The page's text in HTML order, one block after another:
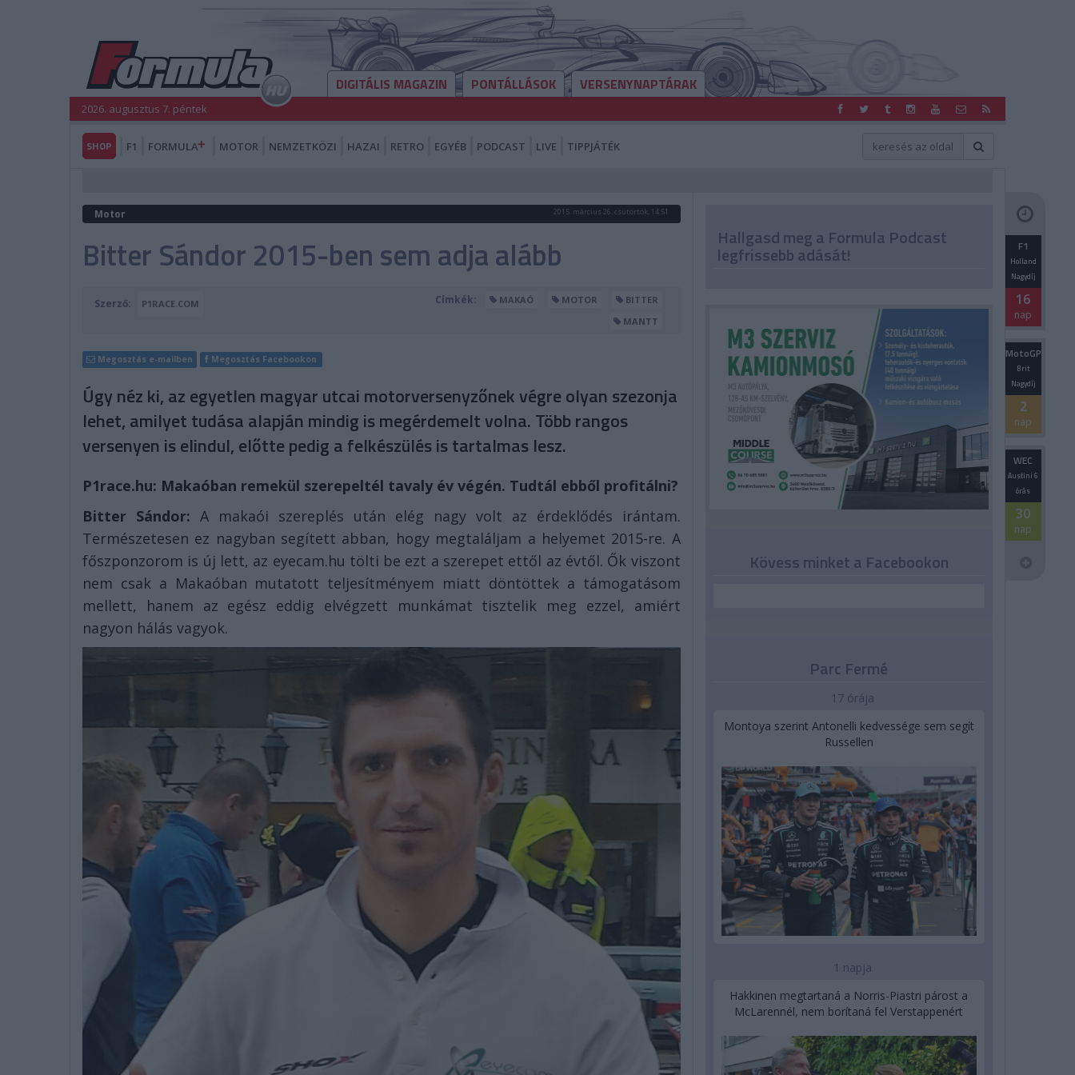
DIGITÁLIS MAGAZIN PONTÁLLÁSOK VERSENYNAPTÁRAK
2026. augusztus 7. péntek
SHOP F1 FORMULA MOTOR NEMZETKÖZI HAZAI RETRO EGYÉB PODCAST LIVE TIPPJÁTÉK
Motor 2015. március 26. csütörtök, 14:51
Bitter Sándor 2015-ben sem adja alább
Szerző: P1RACE.COM Címkék: MAKAÓ MOTOR
BITTER
MANTT
Megosztás e-mailben Megosztás Facebookon
Úgy néz ki, az egyetlen magyar utcai motorversenyzőnek végre olyan szezonja
lehet, amilyet tudása alapján mindig is megérdemelt volna. Több rangos
versenyen is elindul, előtte pedig a felkészülés is tartalmas lesz.
P1race.hu: Makaóban remekül szerepeltél tavaly év végén. Tudtál ebből profitálni?
Bitter Sándor: A makaói szereplés után elég nagy volt az érdeklődés irántam.
Természetesen ez nagyban segített abban, hogy megtaláljam a helyemet 2015-re. A
főszponzorom is új lett, az eyecam.hu tölti be ezt a szerepet ettől az évtől. Ők viszont
nem csak a Makaóban mutatott teljesítményem miatt döntöttek a támogatásom
mellett, hanem az egész eddig elvégzett munkámat tisztelik meg ezzel, amiért
nagyon hálás vagyok.
Hallgasd meg a Formula Podcast
legfrissebb adását! F1
Holland
Nagydíj
16
nap
MotoGP
Brit
Nagydíj
2
nap
WEC
Austini 6
órás
30
nap
Kövess minket a Facebookon
Parc Fermé
17 órája
Montoya szerint Antonelli kedvessége sem segít
Russellen
1 napja
Hakkinen megtartaná a Norris-Piastri párost a
McLarennél, nem borítaná fel Verstappenért